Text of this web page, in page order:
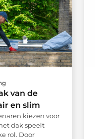
van de
en slim
kiezen voor
dak speelt
rol. Door